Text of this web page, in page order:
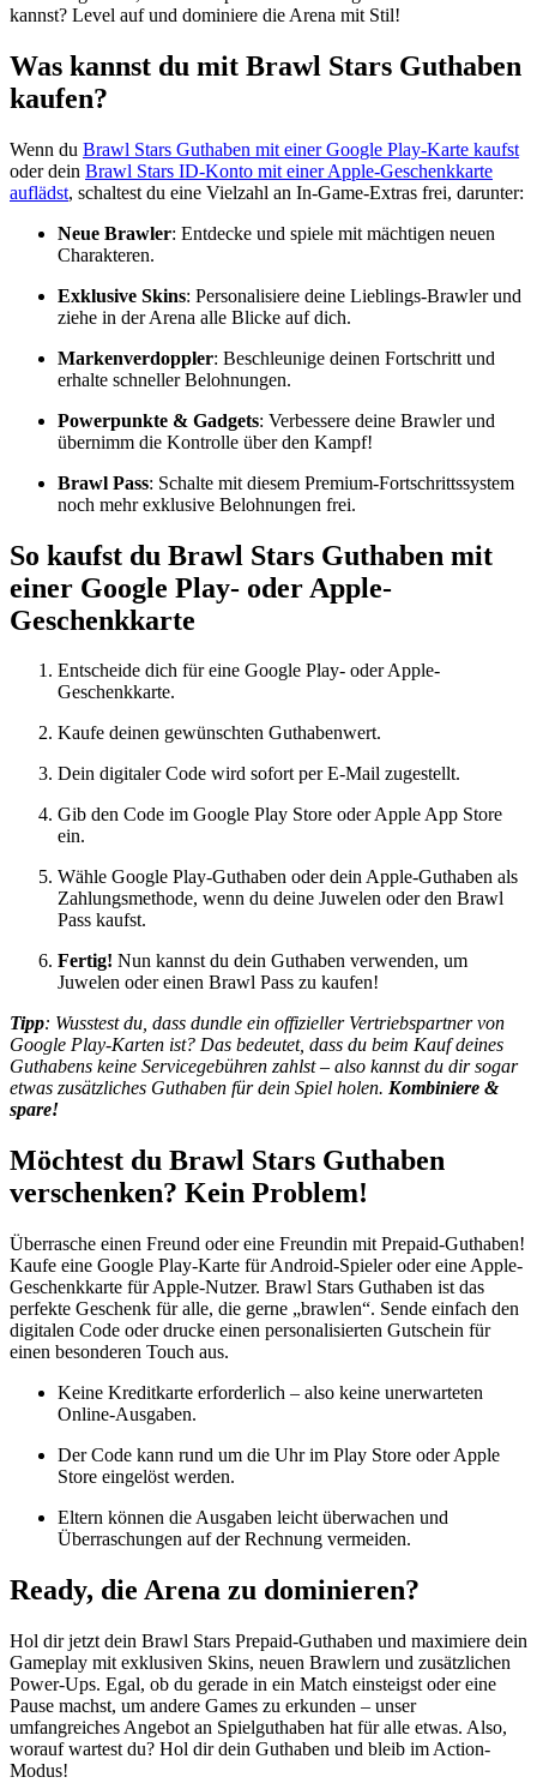
kannst? Level auf und dominiere die Arena mit Stil!
Was kannst du mit Brawl Stars Guthaben
kaufen?
Wenn du Brawl Stars Guthaben mit einer Google Play-Karte kaufst
oder dein Brawl Stars ID-Konto mit einer Apple-Geschenkkarte
auflädst, schaltest du eine Vielzahl an In-Game-Extras frei, darunter:
Neue Brawler: Entdecke und spiele mit mächtigen neuen
Charakteren.
Exklusive Skins: Personalisiere deine Lieblings-Brawler und
ziehe in der Arena alle Blicke auf dich.
Markenverdoppler: Beschleunige deinen Fortschritt und
erhalte schneller Belohnungen.
Powerpunkte & Gadgets: Verbessere deine Brawler und
übernimm die Kontrolle über den Kampf!
Brawl Pass: Schalte mit diesem Premium-Fortschrittssystem
noch mehr exklusive Belohnungen frei.
So kaufst du Brawl Stars Guthaben mit
einer Google Play- oder Apple-
Geschenkkarte
Entscheide dich für eine Google Play- oder Apple-
Geschenkkarte.
Kaufe deinen gewünschten Guthabenwert.
Dein digitaler Code wird sofort per E-Mail zugestellt.
Gib den Code im Google Play Store oder Apple App Store
ein.
Wähle Google Play-Guthaben oder dein Apple-Guthaben als
Zahlungsmethode, wenn du deine Juwelen oder den Brawl
Pass kaufst.
Fertig! Nun kannst du dein Guthaben verwenden, um
Juwelen oder einen Brawl Pass zu kaufen!
Tipp: Wusstest du, dass dundle ein offizieller Vertriebspartner von
Google Play-Karten ist? Das bedeutet, dass du beim Kauf deines
Guthabens keine Servicegebühren zahlst – also kannst du dir sogar
etwas zusätzliches Guthaben für dein Spiel holen. Kombiniere &
spare!
Möchtest du Brawl Stars Guthaben
verschenken? Kein Problem!
Überrasche einen Freund oder eine Freundin mit Prepaid-Guthaben!
Kaufe eine Google Play-Karte für Android-Spieler oder eine Apple-
Geschenkkarte für Apple-Nutzer. Brawl Stars Guthaben ist das
perfekte Geschenk für alle, die gerne „brawlen“. Sende einfach den
digitalen Code oder drucke einen personalisierten Gutschein für
einen besonderen Touch aus.
Keine Kreditkarte erforderlich – also keine unerwarteten
Online-Ausgaben.
Der Code kann rund um die Uhr im Play Store oder Apple
Store eingelöst werden.
Eltern können die Ausgaben leicht überwachen und
Überraschungen auf der Rechnung vermeiden.
Ready, die Arena zu dominieren?
Hol dir jetzt dein Brawl Stars Prepaid-Guthaben und maximiere dein
Gameplay mit exklusiven Skins, neuen Brawlern und zusätzlichen
Power-Ups. Egal, ob du gerade in ein Match einsteigst oder eine
Pause machst, um andere Games zu erkunden – unser
umfangreiches Angebot an Spielguthaben hat für alle etwas. Also,
worauf wartest du? Hol dir dein Guthaben und bleib im Action-
Modus!